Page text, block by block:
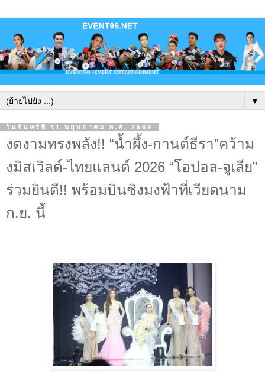
▼
วันจันทร์ที่ 11 พฤษภาคม พ.ศ. 2569
งดงามทรงพลัง!! “น้ำผึ้ง-กานต์ธีรา”คว้าม
งมิสเวิลด์-ไทยแลนด์ 2026 “โอปอล-จูเลีย”
ร่วมยินดี!! พร้อมบินชิงมงฟ้าที่เวียดนาม
ก.ย. นี้